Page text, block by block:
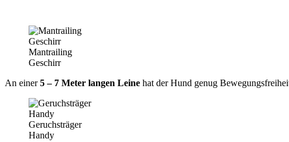
Mantrailing
Geschirr
An einer5 – 7 Meter langen Leine hat der Hund genug
Geruchsträger
Handy